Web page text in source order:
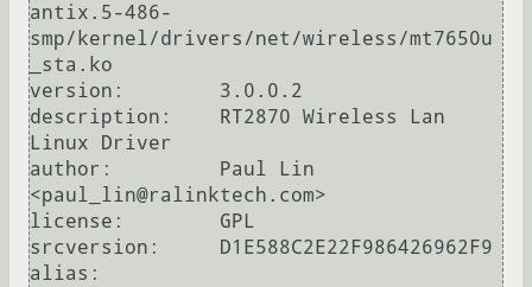
antix.5-486-
smp/kernel/drivers/net/wireless/mt7650u
_sta.ko
version:        3.0.0.2
description:    RT2870 Wireless Lan
Linux Driver
author:         Paul Lin
<paul_lin@ralinktech.com>
license:        GPL
srcversion:     D1E588C2E22F986426962F9
alias: